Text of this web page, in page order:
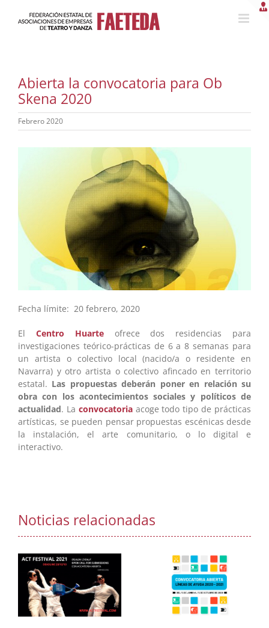
Abierta la convocatoria para Ob
Skena 2020
Febrero 2020
Fecha límite: 20 febrero, 2020
El Centro Huarteofrece dos residencias para
investigaciones teórico-prácticas de 6 a 8 semanas para
un artista o colectivo local (nacido/a o residente en
Navarra) y otro artista o colectivo afincado en territorio
estatal. Las propuestas deberán poner en relación su
obra con los acontecimientos sociales y políticos de
actualidad. La convocatoriaacoge todo tipo de prácticas
artísticas, se pueden pensar propuestas escénicas desde
la instalación, el arte comunitario, o lo digital e
interactivo.
Noticias relacionadas